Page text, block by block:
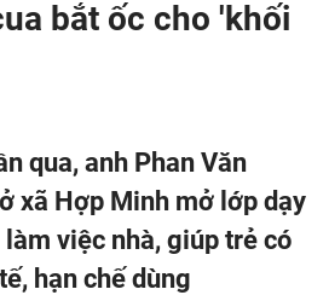
bắt ốc cho 'khối
qua, anh Phan Văn
xã Hợp Minh mở lớp dạy
việc nhà, giúp trẻ có
hạn chế dùng